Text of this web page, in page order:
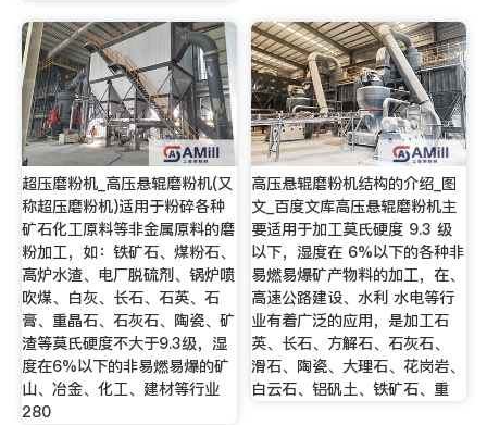
超压磨粉机_高压悬辊磨粉机(又
称超压磨粉机)适用于粉碎各种
矿石化工原料等非金属原料的磨
粉加工，如：铁矿石、煤粉石、
高炉水渣、电厂脱硫剂、锅炉喷
吹煤、白灰、长石、石英、石
膏、重晶石、石灰石、陶瓷、矿
渣等莫氏硬度不大于9.3级，湿
度在6%以下的非易燃易爆的矿
山、冶金、化工、建材等行业
280
高压悬辊磨粉机结构的介绍_图
文_百度文库高压悬辊磨粉机主
要适用于加工莫氏硬度 9.3 级
以下，湿度在 6%以下的各种非
易燃易爆矿产物料的加工，在、
高速公路建设、水利 水电等行
业有着广泛的应用，是加工石
英、长石、方解石、石灰石、
滑石、陶瓷、大理石、花岗岩、
白云石、铝矾土、铁矿石、重